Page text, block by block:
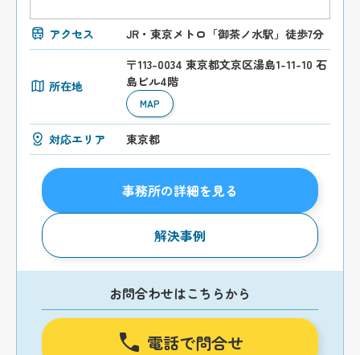
アクセス JR・東京メトロ「御茶ノ水駅」徒歩7分
所在地
〒113-0034 東京都文京区湯島1-11-10 石
島ビル4階
MAP
対応エリア 東京都
事務所の詳細を見る
解決事例
お問合わせはこちらから
電話で問合せ